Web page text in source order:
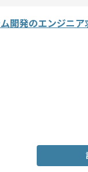
開発のエンジニ